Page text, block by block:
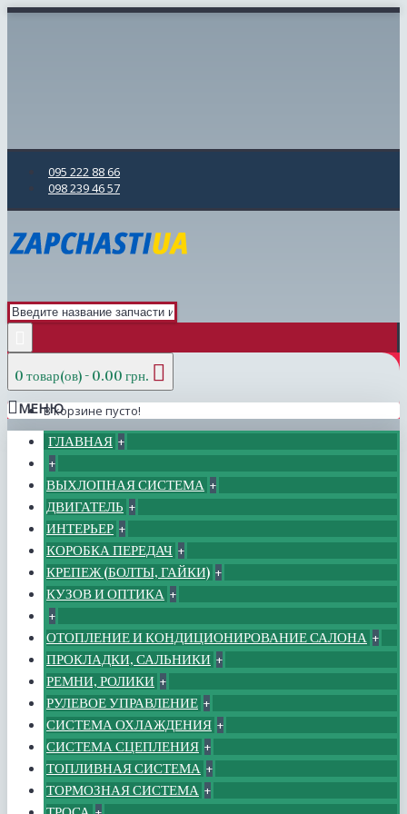
095 222 88 66
098 239 46 57
0 товар(ов) - 0.00 грн.
В корзине пусто!
МЕНЮ
ГЛАВНАЯ +
+
ВЫХЛОПНАЯ СИСТЕМА +
ДВИГАТЕЛЬ +
ИНТЕРЬЕР +
КОРОБКА ПЕРЕДАЧ +
КРЕПЕЖ (БОЛТЫ, ГАЙКИ) +
КУЗОВ И ОПТИКА +
+
ОТОПЛЕНИЕ И КОНДИЦИОНИРОВАНИЕ САЛОНА +
ПРОКЛАДКИ, САЛЬНИКИ +
РЕМНИ, РОЛИКИ +
РУЛЕВОЕ УПРАВЛЕНИЕ +
СИСТЕМА ОХЛАЖДЕНИЯ +
СИСТЕМА СЦЕПЛЕНИЯ +
ТОПЛИВНАЯ СИСТЕМА +
ТОРМОЗНАЯ СИСТЕМА +